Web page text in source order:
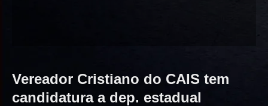
Vereador Cristiano do CAIS tem
candidatura a dep. estadual